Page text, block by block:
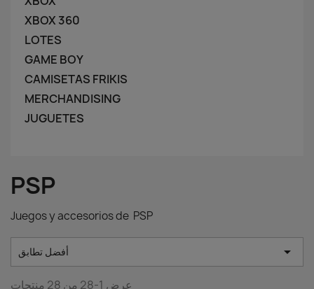
XBOX 360
LOTES
GAME BOY
CAMISETAS FRIKIS
MERCHANDISING
JUGUETES
PSP
Juegos y accesorios de PSP
أفضل تطابق 
عرض 1-28 من 28 منتجات